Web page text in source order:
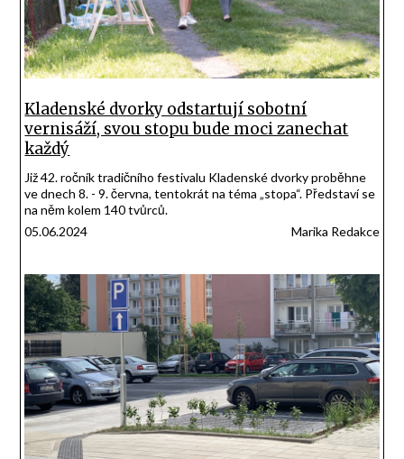
Kladenské dvorky odstartují sobotní
vernisáží, svou stopu bude moci zanechat
každý
Již 42. ročník tradičního festivalu Kladenské dvorky proběhne
ve dnech 8. - 9. června, tentokrát na téma „stopa“. Představí se
na něm kolem 140 tvůrců.
05.06.2024
Marika Redakce